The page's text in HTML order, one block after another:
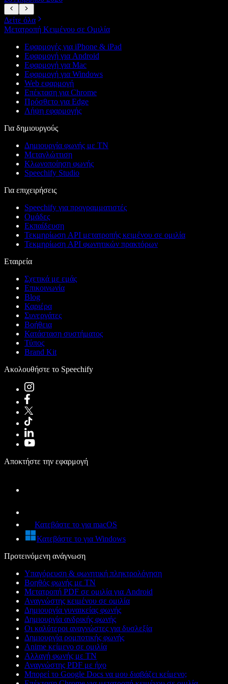
Δείτε όλα
Μετατροπή Κειμένου σε Ομιλία
Εφαρμογές για iPhone & iPad
Εφαρμογή για Android
Εφαρμογή για Mac
Εφαρμογή για Windows
Web εφαρμογή
Επέκταση για Chrome
Πρόσθετο για Edge
Λήψη εφαρμογής
Για δημιουργούς
Δημιουργία φωνής με ΤΝ
Μεταγλώττιση
Κλωνοποίηση φωνής
Speechify Studio
Για επιχειρήσεις
Speechify για προγραμματιστές
Ομάδες
Εκπαίδευση
Τεκμηρίωση API μετατροπής κειμένου σε ομιλία
Τεκμηρίωση API φωνητικών πρακτόρων
Εταιρεία
Σχετικά με εμάς
Επικοινωνία
Blog
Καριέρα
Συνεργάτες
Βοήθεια
Κατάσταση συστήματος
Τύπος
Brand Kit
Ακολουθήστε το Speechify
Αποκτήστε την εφαρμογή
Κατεβάστε το για macOS
Κατεβάστε το για Windows
Προτεινόμενη ανάγνωση
Υπαγόρευση & φωνητική πληκτρολόγηση
Βοηθός φωνής με ΤΝ
Μετατροπή PDF σε ομιλία για Android
Αναγνώστης κειμένου σε ομιλία
Δημιουργία γυναικείας φωνής
Δημιουργία ανδρικής φωνής
Οι καλύτεροι αναγνώστες για δυσλεξία
Δημιουργία ρομποτικής φωνής
Anime κείμενο σε ομιλία
Αλλαγή φωνής με ΤΝ
Αναγνώστης PDF με ήχο
Μπορεί το Google Docs να μου διαβάζει κείμενο;